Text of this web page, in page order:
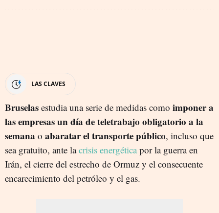
LAS CLAVES
Bruselas estudia una serie de medidas como imponer a
las empresas un día de teletrabajo obligatorio a la
semana o abaratar el transporte público, incluso que
sea gratuito, ante lacrisis energéticapor la guerra en
Irán, el cierre del estrecho de Ormuz y el consecuente
encarecimiento del petróleo y el gas.